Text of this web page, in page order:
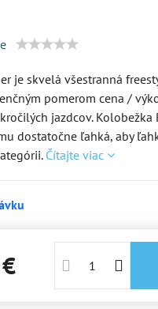
je skvelá všestranná
pomerom cena /
jazdcov. Kolobežka
dostatočne ľahká, aby
Čítajte viac